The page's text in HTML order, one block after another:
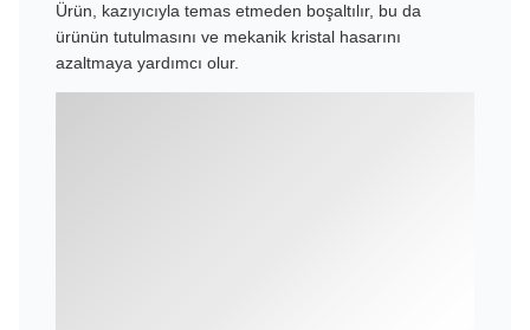
Ürün, kazıyıcıyla temas etmeden boşaltılır, bu da
ürünün tutulmasını ve mekanik kristal hasarını
azaltmaya yardımcı olur.